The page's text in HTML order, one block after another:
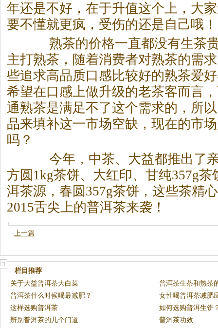
年还是不好，在于升值这个上，大
要不懂就更疯，受伤的还是自己哦！
熟茶的价格一直都没有生茶
主打熟茶 ，随着消费者对熟茶的需
些追求高品质口感比较好的熟茶爱
希望在口感上做升级的老茶客而言
通熟茶是满足不了这个需求的，所
品来填补这一市场空缺，现在的市
吗？
今年，中茶、大益都推出了
方圆1kg茶饼、大红印、甘纯357g茶
洱茶源，春圆357g茶饼，这些茶精
2015舌尖上的普洱茶来袭！
上一篇
栏目推荐
关于大益普洱茶大白菜
普洱茶生茶和熟茶
普洱茶什么时候喝最减肥？
女性喝普洱茶减肥
这样选购普洱茶
如何选购普洱生饼
辨别普洱茶的几个门道
普洱茶功效